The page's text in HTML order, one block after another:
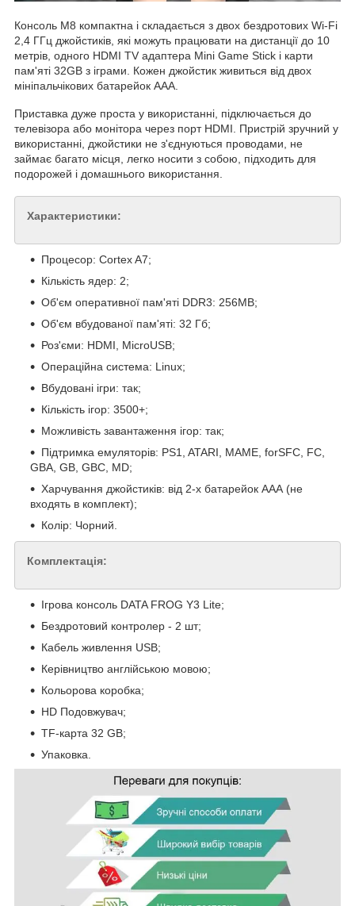
Приставка дуже проста у використанні, підключається до
телевізора або монітора через порт HDMI. Пристрій зручний у
використанні, джойстики не з'єднуються проводами, не
займає багато місця, легко носити з собою, підходить для
подорожей і домашнього використання.
Консоль M8 компактна і складається з двох бездротових Wi-Fi
2,4 ГГц джойстиків, які можуть працювати на дистанції до 10
метрів, одного HDMI TV адаптера Mini Game Stick і карти
пам'яті 32GB з іграми. Кожен джойстик живиться від двох
мініпальчікових батарейок ААА.
Характеристики:
Процесор: Cortex A7;
Кількість ядер: 2;
Об'єм оперативної пам'яті DDR3: 256MB;
Об'єм вбудованої пам'яті: 32 Гб;
Роз'єми: HDMI, MicroUSB;
Операційна система: Linux;
Вбудовані ігри: так;
Кількість ігор: 3500+;
Можливість завантаження ігор: так;
Підтримка емуляторів: PS1, ATARI, MAME, forSFC, FC,
GBA, GB, GBC, MD;
Харчування джойстиків: від 2-х батарейок ААА (не
входять в комплект);
Колір: Чорний.
Комплектація:
Ігрова консоль DATA FROG Y3 Lite;
Бездротовий контролер - 2 шт;
Кабель живлення USB;
Керівництво англійською мовою;
Кольорова коробка;
HD Подовжувач;
TF-карта 32 GB;
Упаковка.